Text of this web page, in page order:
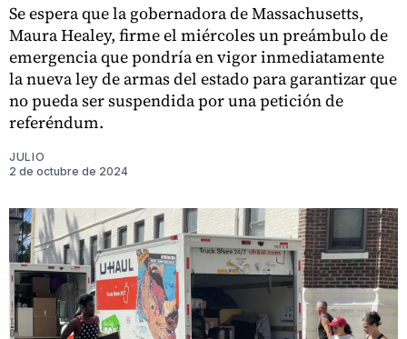
Se espera que la gobernadora de Massachusetts,
Maura Healey, firme el miércoles un preámbulo de
emergencia que pondría en vigor inmediatamente
la nueva ley de armas del estado para garantizar que
no pueda ser suspendida por una petición de
referéndum.
JULIO
2 de octubre de 2024